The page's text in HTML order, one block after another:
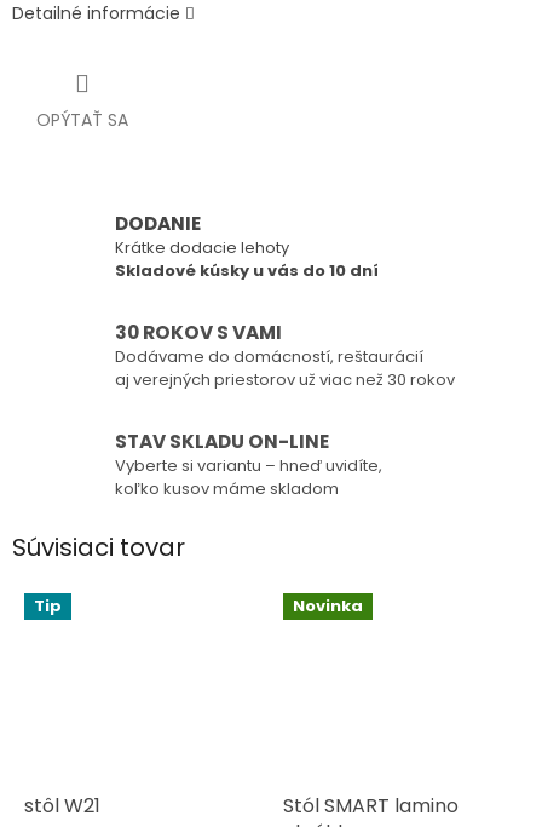
Detailné informácie
OPÝTAŤ SA
DODANIE
Krátke dodacie lehoty
Skladové kúsky u vás do 10 dní
30 ROKOV S VAMI
Dodávame do domácností, reštaurácií
aj verejných priestorov už viac než 30 rokov
STAV SKLADU ON-LINE
Vyberte si variantu – hneď uvidíte,
koľko kusov máme skladom
Súvisiaci tovar
Tip
stôl W21
Novinka
Stól SMART lamino